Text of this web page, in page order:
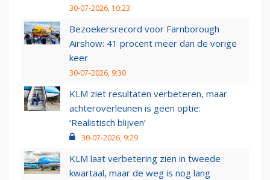
30-07-2026, 10:23
Bezoekersrecord voor Farnborough
Airshow: 41 procent meer dan de vorige
keer
30-07-2026, 9:30
KLM ziet resultaten verbeteren, maar
achteroverleunen is geen optie:
‘Realistisch blijven’
30-07-2026, 9:29
KLM laat verbetering zien in tweede
kwartaal, maar de weg is nog lang